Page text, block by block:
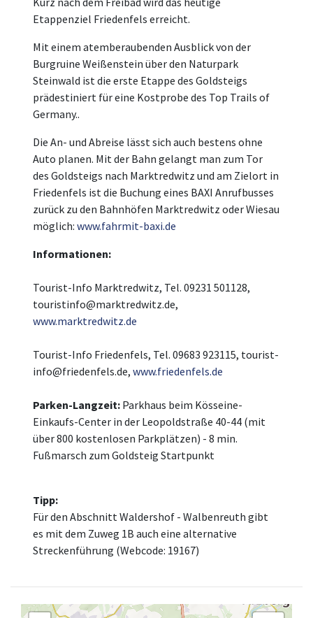
Etappenziel Friedenfels erreicht.
Mit einem atemberaubenden Ausblick von der
Burgruine Weißenstein über den Naturpark
Steinwald ist die erste Etappe des Goldsteigs
prädestiniert für eine Kostprobe des Top Trails of
Germany..
Die An- und Abreise lässt sich auch bestens ohne
Auto planen. Mit der Bahn gelangt man zum Tor
des Goldsteigs nach Marktredwitz und am Zielort in
Friedenfels ist die Buchung eines BAXI Anrufbusses
zurück zu den Bahnhöfen Marktredwitz oder Wiesau
möglich: www.fahrmit-baxi.de
Informationen:
Tourist-Info Marktredwitz, Tel. 09231 501128,
touristinfo@marktredwitz.de,
www.marktredwitz.de
Tourist-Info Friedenfels, Tel. 09683 923115, tourist-
info@friedenfels.de, www.friedenfels.de
Parken-Langzeit:Parkhaus beim Kösseine-
Einkaufs-Center in der Leopoldstraße 40-44 (mit
über 800 kostenlosen Parkplätzen) - 8 min.
Fußmarsch zum Goldsteig Startpunkt
Tipp:
Für den Abschnitt Waldershof - Walbenreuth gibt
es mit dem Zuweg 1B auch eine alternative
Streckenführung (Webcode: 19167)